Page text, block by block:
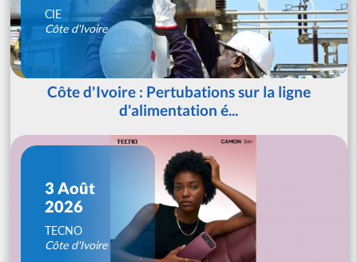
CIE
Côte d'Ivoire
Côte d'Ivoire : Pertubations sur la ligne
d'alimentation é...
3 Août
2026
TECNO
Côte d'Ivoire